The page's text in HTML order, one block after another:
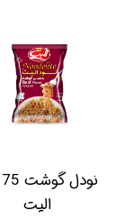
الیت